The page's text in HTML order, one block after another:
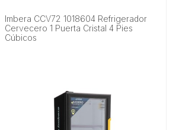
Imbera CCV72 1018604 Refrigerador
Cervecero 1 Puerta Cristal 4 Pies
Cúbicos